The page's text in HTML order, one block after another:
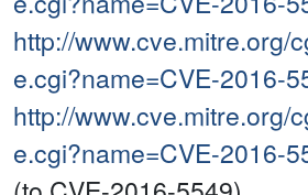
http://www.cve.mitre.org/
e.cgi?name=CVE-2016-
http://www.cve.mitre.org/
e.cgi?name=CVE-2016-